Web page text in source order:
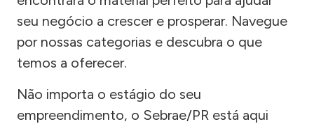
seu negócio a crescer e prosperar. Navegue
por nossas categorias e descubra o que
temos a oferecer.
Não importa o estágio do seu
empreendimento, o Sebrae/PR está aqui